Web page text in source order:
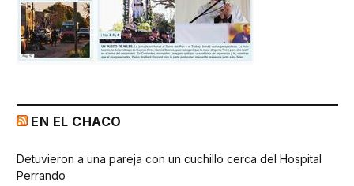
EN EL CHACO
Detuvieron a una pareja con un cuchillo cerca del Hospital
Perrando